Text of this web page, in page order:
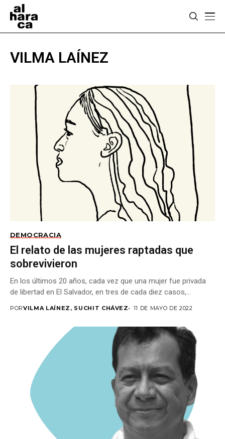
VILMA LAÍNEZ
DEMOCRACIA
El relato de las mujeres raptadas que
sobrevivieron
En los últimos 20 años, cada vez que una mujer fue privada
de libertad en El Salvador, en tres de cada diez casos,...
PORVILMA LAÍNEZ, SUCHIT CHÁVEZ 11 DE MAYO DE 2022